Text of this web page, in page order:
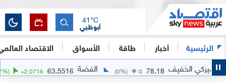
الرئيسية أخبار طاقة الأسواق الاقتصاد
أبوظبي
41°C
الخفيف 78.18
0
(0%) الفضة 63.5516
+2.0716
(+3.37%)